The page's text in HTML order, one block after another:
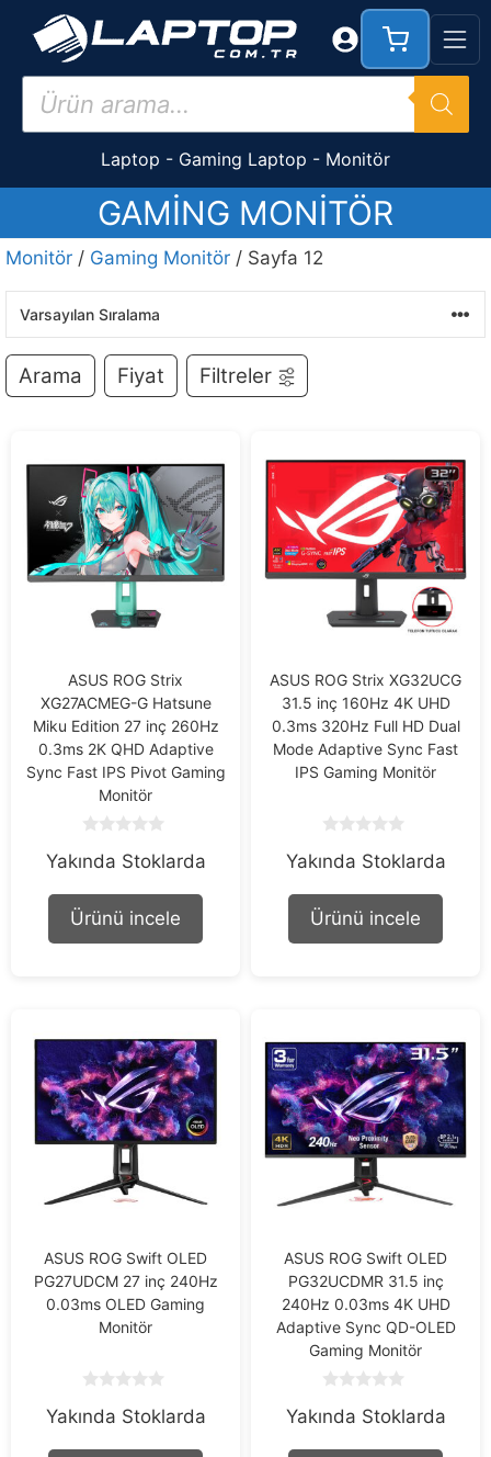
İçeriğe
Products
search
Laptop - Gaming Laptop - Monitör
GAMING MONITÖR
Monitör / Gaming Monitör / Sayfa 12
Arama Fiyat Filtreler
ASUS ROG Strix
XG27ACMEG-G Hatsune
Miku Edition 27 inç 260Hz
0.3ms 2K QHD Adaptive
Sync Fast IPS Pivot Gaming
Monitör
o
t
f
Yakında Stoklarda
Ürünü incele
ASUS ROG Strix XG32UCG
31.5 inç 160Hz 4K UHD
0.3ms 320Hz Full HD Dual
Mode Adaptive Sync Fast
IPS Gaming Monitör
o
t
f
Yakında Stoklarda
Ürünü incele
ASUS ROG Swift OLED
PG27UDCM 27 inç 240Hz
0.03ms OLED Gaming
Monitör
o
t
Yakında Stoklarda
ASUS ROG Swift OLED
PG32UCDMR 31.5 inç
240Hz 0.03ms 4K UHD
Adaptive Sync QD-OLED
Gaming Monitör
o
t
Yakında Stoklarda